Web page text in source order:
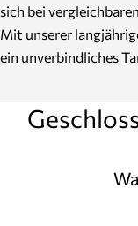
sich bei
Mit unserer
ein unverbindliches